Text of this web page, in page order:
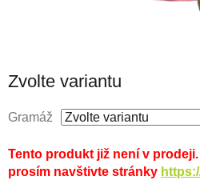
Zvolte variantu
Gramáž
Tento produkt již není v
prosím navštivte stránky